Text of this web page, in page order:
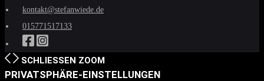
kontakt@stefanwiede.de
015771517133
SCHLIESSEN ZOOM
PRIVATSPHÄRE-EINSTELLUNGEN